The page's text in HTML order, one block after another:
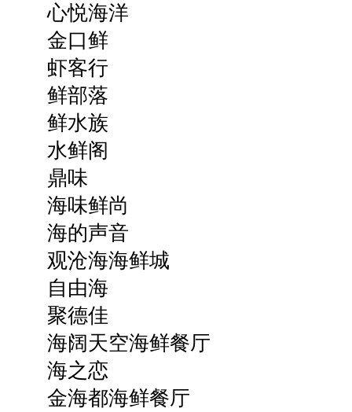
心悦海洋
金口鲜
虾客行
鲜部落
鲜水族
水鲜阁
鼎味
海味鲜尚
海的声音
观沧海海鲜城
自由海
聚德佳
海阔天空海鲜餐厅
海之恋
金海都海鲜餐厅